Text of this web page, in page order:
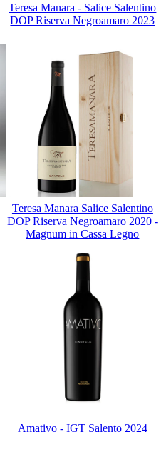
Teresa Manara - Salice Salentino
DOP Riserva Negroamaro 2023
Teresa Manara Salice Salentino
DOP Riserva Negroamaro 2020 -
Magnum in Cassa Legno
Amativo - IGT Salento 2024